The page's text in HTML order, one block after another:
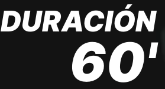
DURACIÓN
60'